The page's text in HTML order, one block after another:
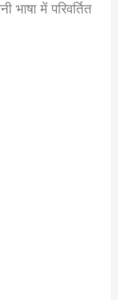
भाषा में परिवर्तित